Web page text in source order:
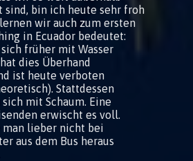
sind, bin ich heute sehr froh
wir auch zum ersten
in Ecuador bedeutet:
früher mit Wasser
dies Überhand
ist heute verboten
Stattdessen
mit Schaum. Eine
erwischt es voll.
lieber nicht bei
aus dem Bus heraus